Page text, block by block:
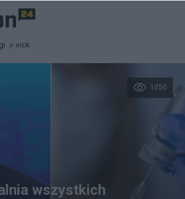
vick
1050
wszystkich